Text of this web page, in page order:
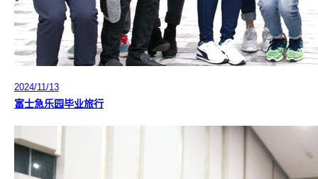
2024/11/13
富士急乐园毕业旅行